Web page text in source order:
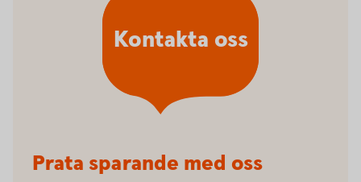
Prata sparande med oss
Kontakta oss